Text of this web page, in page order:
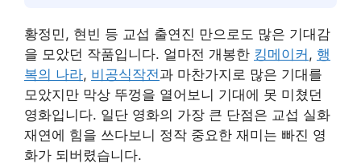
황정민, 현빈 등 교섭 출연진 만으로도 많은 기대감
을 모았던 작품입니다. 얼마전 개봉한 킹메이커, 행
복의 나라, 비공식작전과 마찬가지로 많은 기대를
모았지만 막상 뚜껑을 열어보니 기대에 못 미쳤던
영화입니다. 일단 영화의 가장 큰 단점은 교섭 실화
재연에 힘을 쓰다보니 정작 중요한 재미는 빠진 영
화가 되버렸습니다.